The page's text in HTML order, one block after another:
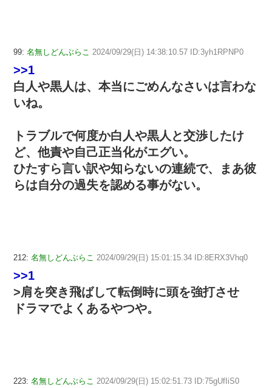
99: 名無しどんぶらこ 2024/09/29(日) 14:38:10.57 ID:3yh1RPNP0
>>1
白人や黒人は、本当にごめんなさいは言わな
いね。
トラブルで何度か白人や黒人と交渉したけ
ど、他責や自己正当化がエグい。
ひたすら言い訳や知らないの連続で、まあ彼
らは自分の過失を認める事がない。
212: 名無しどんぶらこ 2024/09/29(日) 15:01:15.34 ID:8ERX3Vhq0
>>1
>肩を突き飛ばして転倒時に頭を強打させ
ドラマでよくあるやつや。
223: 名無しどんぶらこ 2024/09/29(日) 15:02:51.73 ID:75gUfIiS0